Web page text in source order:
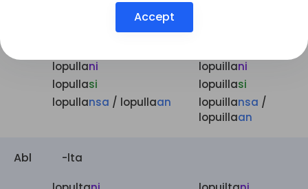
lopullani
lopullasi
lopullansa / lopullaan
lopuillani
lopuillasi
lopuillansa /
lopuillaan
Abl -lta
Accept